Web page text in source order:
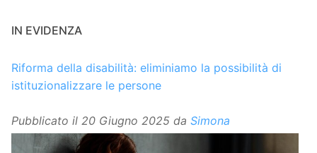
IN EVIDENZA
Riforma della disabilità: eliminiamo la possibilità di
istituzionalizzare le persone
Pubblicato il 20 Giugno 2025 da Simona